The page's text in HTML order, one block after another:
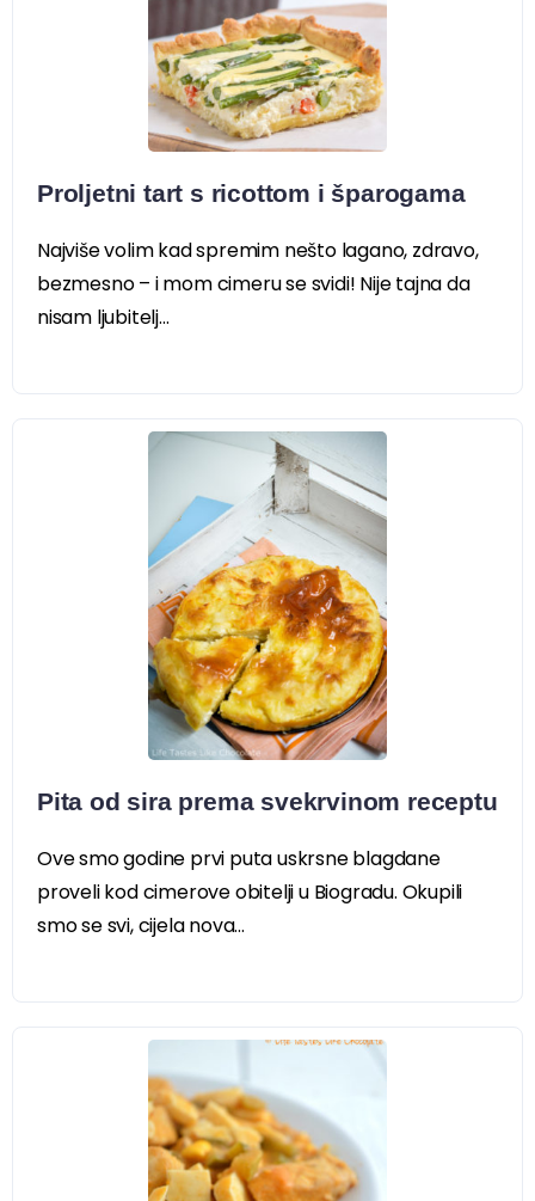
Proljetni tart s ricottom i šparogama
Najviše volim kad spremim nešto lagano, zdravo,
bezmesno – i mom cimeru se svidi! Nije tajna da
nisam ljubitelj...
Pita od sira prema svekrvinom receptu
Ove smo godine prvi puta uskrsne blagdane
proveli kod cimerove obitelji u Biogradu. Okupili
smo se svi, cijela nova...